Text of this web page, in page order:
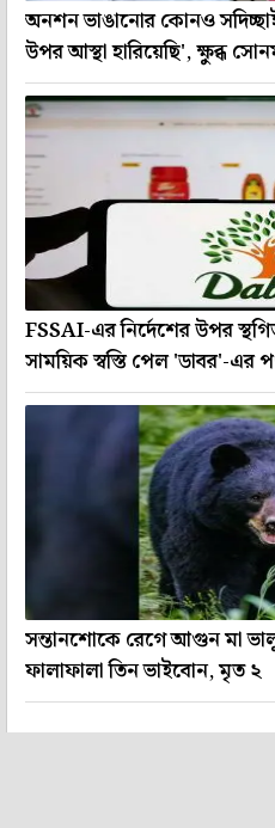
অনশন ভাঙানোর কোনও
উপর আস্থা হারিয়েছি', ক্ষুব্ধ
FSSAI-এর নির্দেশের উপর
সাময়িক স্বস্তি পেল 'ডাবর'-এর
সন্তানশোকে রেগে আগুন মা
ফালাফালা তিন ভাইবোন, মৃত ২